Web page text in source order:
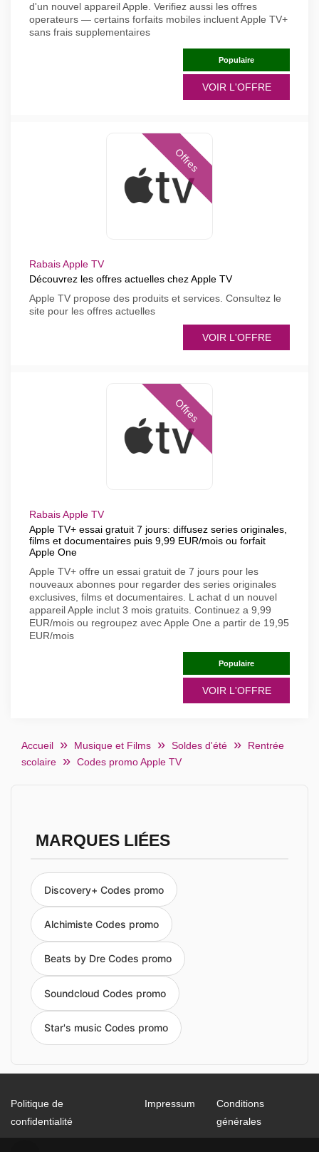
d'un nouvel appareil Apple. Verifiez aussi les offres
operateurs — certains forfaits mobiles incluent Apple TV+
sans frais supplementaires
Populaire
VOIR L'OFFRE
Offres
Rabais Apple TV
Découvrez les offres actuelles chez Apple TV
Apple TV propose des produits et services. Consultez le
site pour les offres actuelles
VOIR L'OFFRE
Offres
Rabais Apple TV
Apple TV+ essai gratuit 7 jours: diffusez series originales,
films et documentaires puis 9,99 EUR/mois ou forfait
Apple One
Apple TV+ offre un essai gratuit de 7 jours pour les
nouveaux abonnes pour regarder des series originales
exclusives, films et documentaires. L achat d un nouvel
appareil Apple inclut 3 mois gratuits. Continuez a 9,99
EUR/mois ou regroupez avec Apple One a partir de 19,95
EUR/mois
Populaire
VOIR L'OFFRE
Accueil Musique et Films Soldes d'été
Rentrée
scolaire
Codes promo Apple TV
MARQUES LIÉES
Discovery+ Codes promo
Alchimiste Codes promo
Beats by Dre Codes promo
Soundcloud Codes promo
Star's music Codes promo
Politique de
confidentialité
Impressum
Conditions
générales